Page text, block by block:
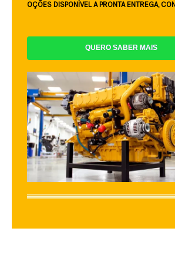
OÇÕES DISPONÍVEL A PRONTA ENTREGA,
QUERO SABER MAIS